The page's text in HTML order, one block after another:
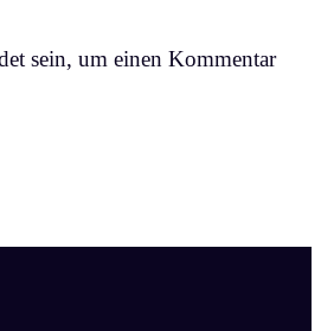
sein, um einen Kommentar